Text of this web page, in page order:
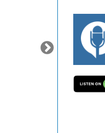
MAURO